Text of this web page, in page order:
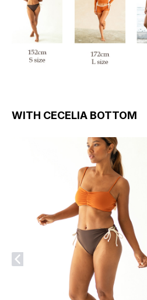
WITH CECELIA BOTTOM